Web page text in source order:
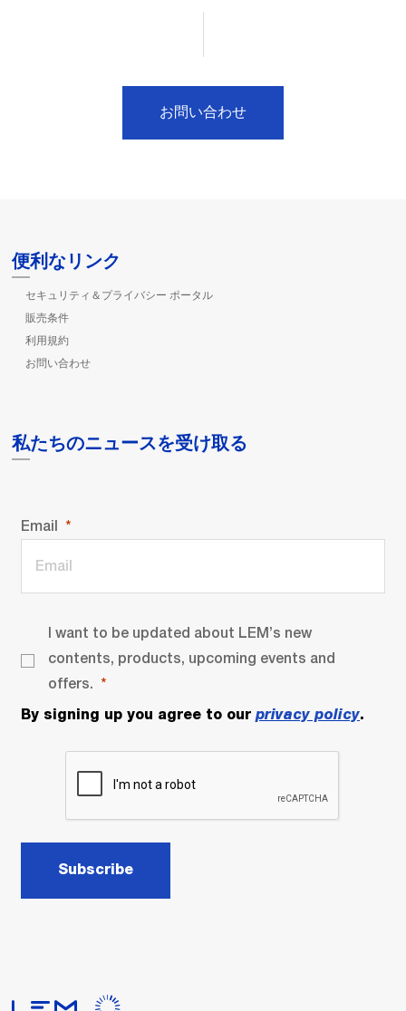
お問い合わせ
便利なリンク
セキュリティ＆プライバシー ポータル
販売条件
利用規約
お問い合わせ
私たちのニュースを受け取る
Email
I want to be updated about LEM’s new
contents, products, upcoming events and
offers.
By signing up you agree to our privacy policy.
Subscribe